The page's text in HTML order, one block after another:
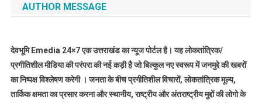
AUTHOR MESSAGE
देवभूमि Emedia 24×7 एक उत्तराखंड का न्यूज पोर्टल है। यह लोकतांत्रिक/
प्रगीतिशील मीडिया की परंपरा की नई कड़ी है जो बिल्कुल नए स्वरूप में जनमुद्दे की खबरों
का निष्पक्ष विश्लेषण करेगी । जनता के बीच प्रगीतिशील विचारों, लोकतांत्रिक मूल्य,
तार्किक क्षमता का प्रसार करना और स्थानीय, राष्ट्रीय और अंतराष्ट्रीय मुद्दों की लोगो के